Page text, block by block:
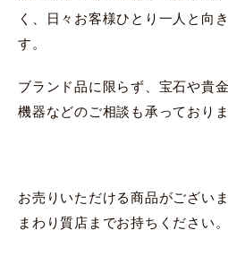
く、日々お客様ひとり一人と向
す。
ブランド品に限らず、宝石や貴
機器などのご相談も承っておりま
お売りいただける商品がござい
まわり質店までお持ちください。